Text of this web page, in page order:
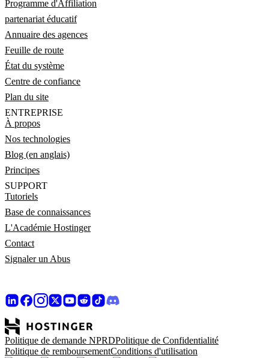
Programme d'Affiliation
partenariat éducatif
Annuaire des agences
Feuille de route
État du système
Centre de confiance
Plan du site
ENTREPRISE
À propos
Nos technologies
Blog (en anglais)
Principes
SUPPORT
Tutoriels
Base de connaissances
L'Académie Hostinger
Contact
Signaler un Abus
Politique de demande NPRDPolitique de Confidentialité
Politique de remboursementConditions d'utilisation